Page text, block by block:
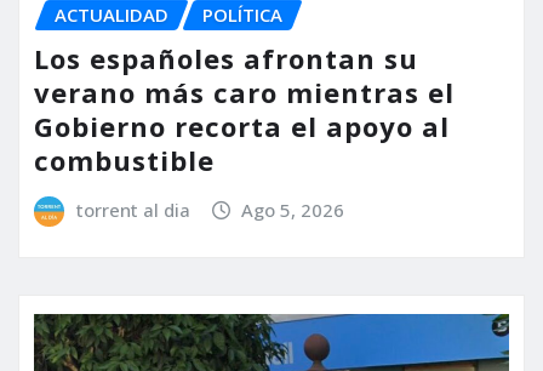
ACTUALIDAD POLÍTICA
Los españoles afrontan su
verano más caro mientras el
Gobierno recorta el apoyo al
combustible
torrent al dia Ago 5, 2026